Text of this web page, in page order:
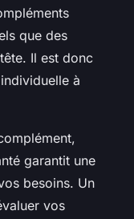
que des
Il est donc
à
garantit une
besoins. Un
vos